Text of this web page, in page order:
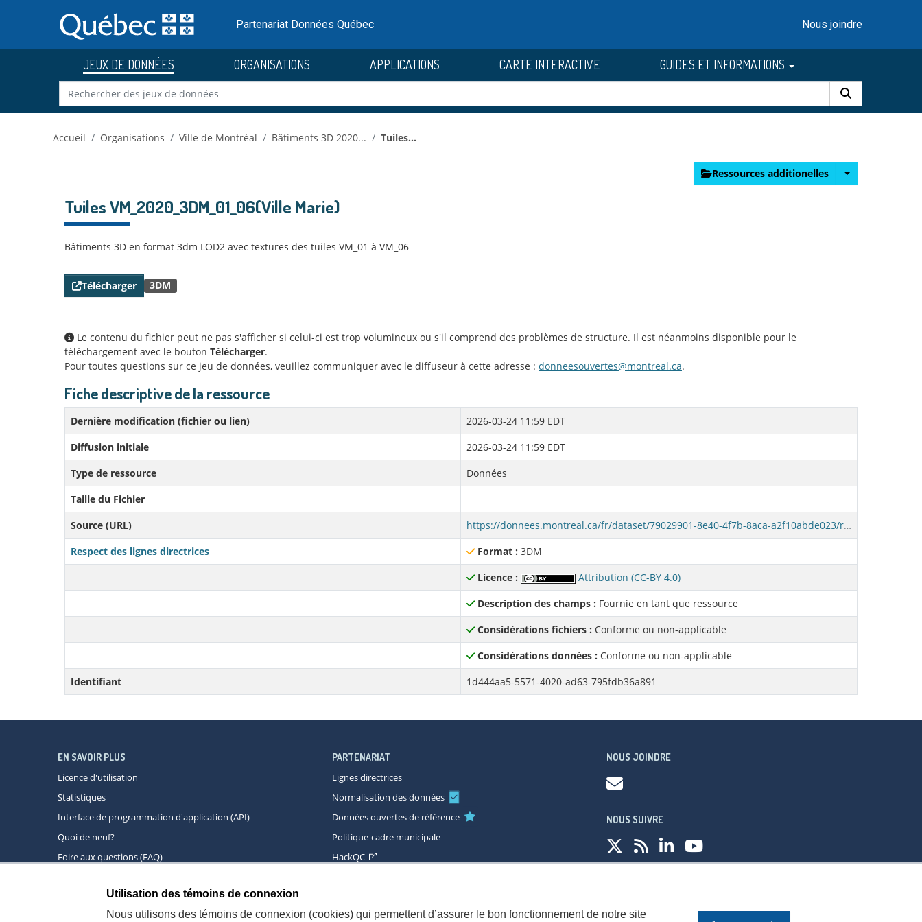
au
contenu
Partenariat Données Québec Nous joindre
JEUX DE DONNÉES ORGANISATIONS APPLICATIONS CARTE INTERACTIVE GUIDES ET INFORMATIONS
Accueil Organisations Ville de Montréal Bâtiments 3D 2020... Tuiles...
Ressources additionelles
Tuiles VM_2020_3DM_01_06(Ville Marie)
Bâtiments 3D en format 3dm LOD2 avec textures des tuiles VM_01 à VM_06
Télécharger 3DM
Le contenu du fichier peut ne pas s'afficher si celui-ci est trop volumineux ou s'il comprend des problèmes de structure. Il est néanmoins disponible pour le
téléchargement avec le bouton Télécharger.
Pour toutes questions sur ce jeu de données, veuillez communiquer avec le diffuseur à cette adresse : donneesouvertes@montreal.ca.
Fiche descriptive de la ressource
Dernière modification (fichier ou lien)
2026-03-24 11:59 EDT
Diffusion initiale
2026-03-24 11:59 EDT
Type de ressource
Données
Taille du Fichier
Source (URL)
https://donnees.montreal.ca/fr/dataset/79029901-8e40-4f7b-8aca-a2f10abde023/resource/1d444aa5-5571-4020-ad63-795fdb36a891/download/vm_2020_3dm_01_06.zip
Respect des lignes directrices
Format : 3DM
Licence :
Attribution (CC-BY 4.0)
Description des champs : Fournie en tant que ressource
Considérations fichiers : Conforme ou non-applicable
Considérations données : Conforme ou non-applicable
Identifiant
1d444aa5-5571-4020-ad63-795fdb36a891
Utilisation des témoins de connexion
Nous utilisons des témoins de connexion (cookies) qui permettent d’assurer le bon fonctionnement de notre site
EN SAVOIR PLUS
Licence d'utilisation
Statistiques
Interface de programmation d'application (API)
Quoi de neuf?
Foire aux questions (FAQ)
PARTENARIAT
Lignes directrices
Normalisation des données
Données ouvertes de référence
Politique-cadre municipale
HackQC
NOUS JOINDRE
NOUS SUIVRE
À propos Accessibilité Plan du site Consignes de sécurité Politique de confidentialité